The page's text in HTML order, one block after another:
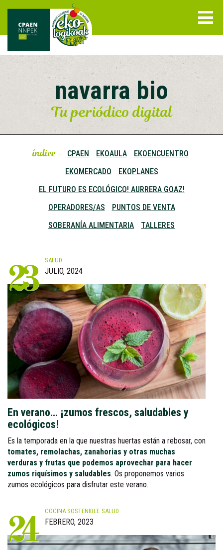
navarra bio
Tu periódico digital
índice - CPAEN EKOAULA
EKOENCUENTRO
EKOMERCADO
EKOPLANES
EL FUTURO ES ECOLÓGICO! AURRERA GOAZ!
OPERADORES/AS
PUNTOS DE VENTA
SOBERANÍA ALIMENTARIA
TALLERES
SALUD
23 JULIO, 2024
En verano… ¡zumos frescos, saludables y
ecológicos!
Es la temporada en la que nuestras huertas están a rebosar, con
tomates, remolachas, zanahorias y otras muchas
verduras y frutas que podemos aprovechar para hacer
zumos riquísimos y saludables. Os proponemos varios
zumos ecológicos para disfrutar este verano.
COCINA SOSTENIBLE SALUD
24 FEBRERO, 2023